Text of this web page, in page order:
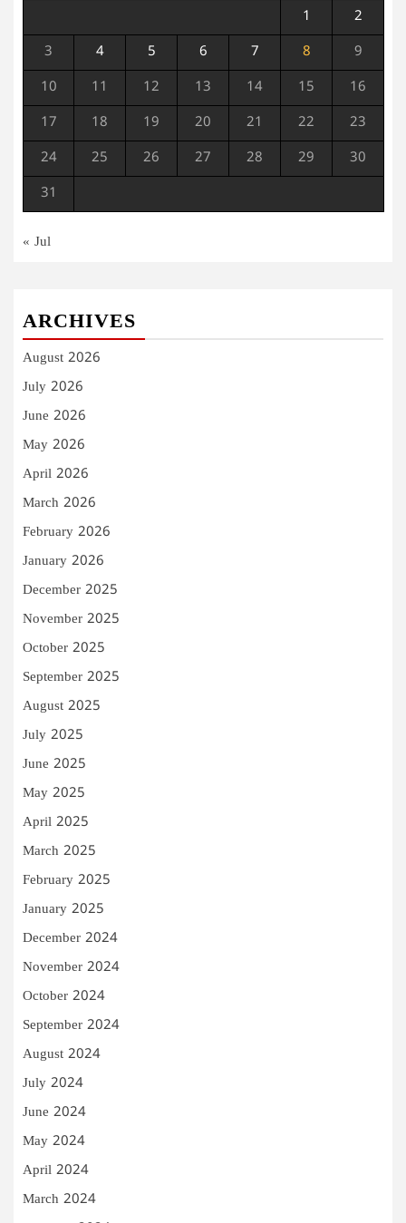
1 2
3 4 5 6 7 8 9
10 11 12 13 14 15 16
17 18 19 20 21 22 23
24 25 26 27 28 29 30
31
« Jul
ARCHIVES
August 2026
July 2026
June 2026
May 2026
April 2026
March 2026
February 2026
January 2026
December 2025
November 2025
October 2025
September 2025
August 2025
July 2025
June 2025
May 2025
April 2025
March 2025
February 2025
January 2025
December 2024
November 2024
October 2024
September 2024
August 2024
July 2024
June 2024
May 2024
April 2024
March 2024